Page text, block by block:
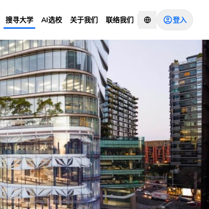
搜寻大学 AI选校 关于我们 联络我们 登入
咨询顾问